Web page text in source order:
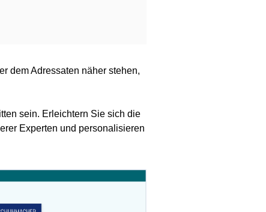
dem Adressaten näher stehen,
sein. Erleichtern Sie sich die
Experten und personalisieren